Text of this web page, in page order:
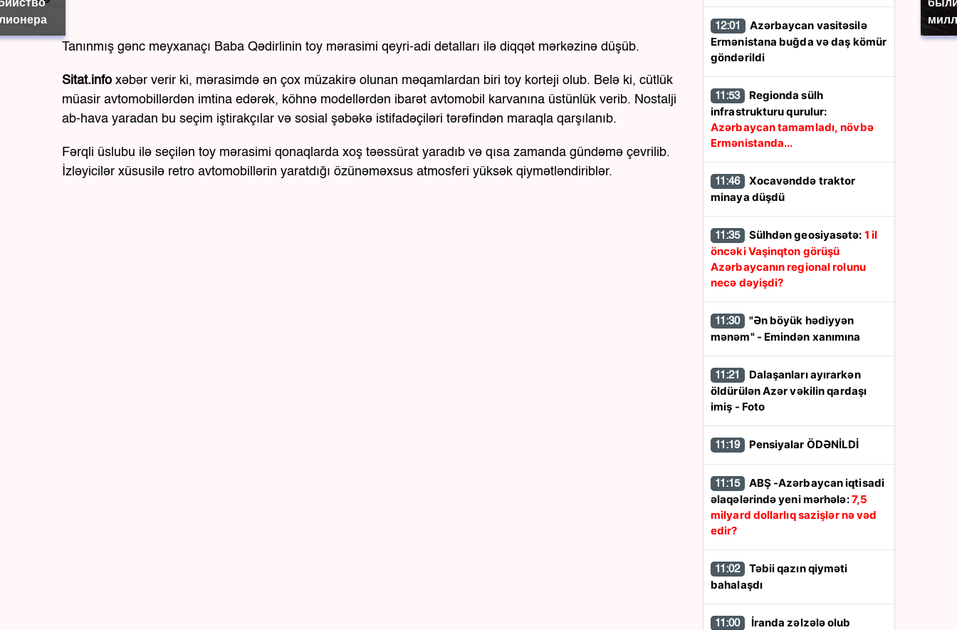
Tanınmış gənc meyxanaçı Baba Qədirlinin toy mərasimi qeyri-adi detalları ilə diqqət mərkəzinə düşüb.
Sitat.info xəbər verir ki, mərasimdə ən çox müzakirə olunan məqamlardan biri toy korteji olub. Belə ki, cütlük
müasir avtomobillərdən imtina edərək, köhnə modellərdən ibarət avtomobil karvanına üstünlük verib. Nostalji
ab-hava yaradan bu seçim iştirakçılar və sosial şəbəkə istifadəçiləri tərəfindən maraqla qarşılanıb.
Fərqli üslubu ilə seçilən toy mərasimi qonaqlarda xoş təəssürat yaradıb və qısa zamanda gündəmə çevrilib.
İzləyicilər xüsusilə retro avtomobillərin yaratdığı özünəməxsus atmosferi yüksək qiymətləndiriblər.
12:01
Ermənistana buğda və daş kömür
göndərildi
11:53
infrastrukturu qurulur:
Azərbaycan tamamladı, növbə
Ermənistanda...
11:46
minaya düşdü
11:35 Sülhdən geosiyasətə: 1 il
öncəki Vaşinqton görüşü
Azərbaycanın regional rolunu
necə dəyişdi?
11:30
mənəm" - Emindən xanımına
11:21
öldürülən Azər vəkilin qardaşı
imiş - Foto
11:19 Pensiyalar ÖDƏNİLDİ
11:15
əlaqələrində yeni mərhələ:7,5
milyard dollarlıq sazişlər nə vəd
edir?
11:02
bahalaşdı
11:00 İranda zəlzələ olub